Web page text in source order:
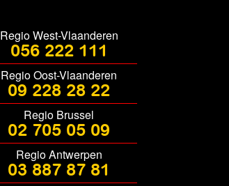
Regio West-Vlaanderen
056 222 111
Regio Oost-Vlaanderen
09 228 28 22
Regio Brussel
02 705 05 09
Regio Antwerpen
03 887 87 81